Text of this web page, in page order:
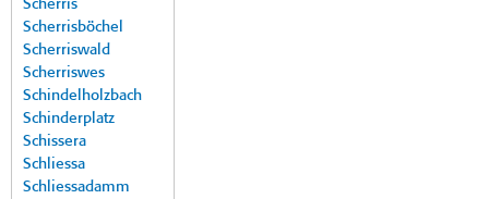
Scherris
Scherrisböchel
Scherriswald
Scherriswes
Schindelholzbach
Schinderplatz
Schissera
Schliessa
Schliessadamm